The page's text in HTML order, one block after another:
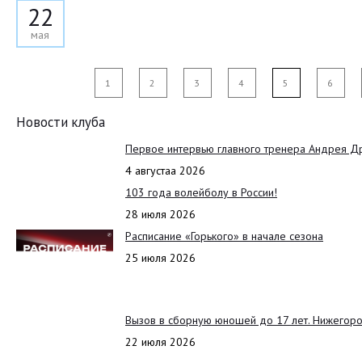
22
мая
1 2 3 4 5 6
Новости клуба
Первое интервью главного тренера Андрея
4 августаа 2026
103 года волейболу в России!
28 июля 2026
Расписание «Горького» в начале сезона
25 июля 2026
Вызов в сборную юношей до 17 лет.
22 июля 2026